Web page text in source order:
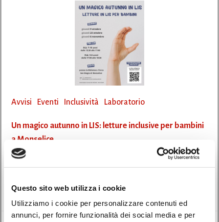
Questo sito web utilizza i cookie
Utilizziamo i cookie per personalizzare contenuti ed
annunci, per fornire funzionalità dei social media e per
Avvisi Eventi Inclusività Laboratorio
Un magico autunno in LIS: letture inclusive per bambini
a Monselice
La Biblioteca Civica San Biagio di Monselice propone un’iniziativa speciale
Leggi di più